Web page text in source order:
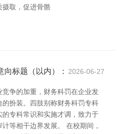
摄取，促进骨骼
向标题（以内）： 2026-06-27
争的加重，财务科罚在企业发
的扮装。四肢别称财务科罚专科
专科常识和实施才调，致力于
等相干边界发展。 在校期间，